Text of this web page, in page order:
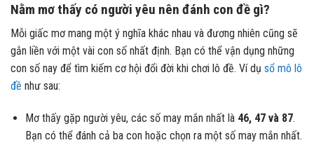
Nằm mơ thấy có người yêu nên đánh con đề gì?
Mỗi giấc mơ mang một ý nghĩa khác nhau và đương nhiên cũng sẽ
gắn liền với một vài con số nhất định. Bạn có thể vận dụng những
con số nay để tìm kiếm cơ hội đổi đời khi chơi lô đề. Ví dụ sổ mô lô
đề như sau:
Mơ thấy gặp người yêu, các số may mắn nhất là 46, 47 và 87.
Bạn có thể đánh cả ba con hoặc chọn ra một số may mắn nhất.